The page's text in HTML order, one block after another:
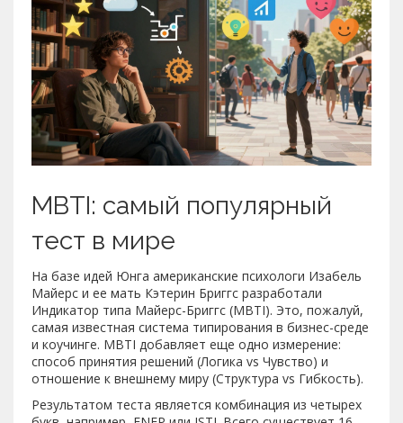
MBTI: самый популярный
тест в мире
На базе идей Юнга американские психологи Изабель
Майерс и ее мать Кэтерин Бриггс разработали
Индикатор типа Майерс-Бриггс (MBTI). Это, пожалуй,
самая известная система типирования в бизнес-среде
и коучинге. MBTI добавляет еще одно измерение:
способ принятия решений (Логика vs Чувство) и
отношение к внешнему миру (Структура vs Гибкость).
Результатом теста является комбинация из четырех